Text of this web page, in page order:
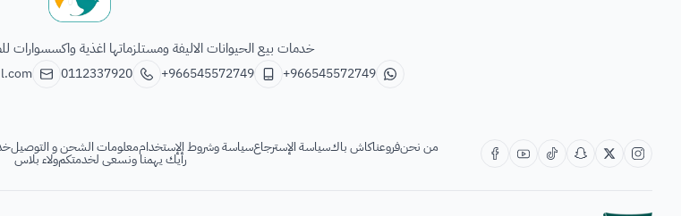
خدمات بيع الحيوانات الاليفة ومستلزماتها اغذية واكسسوارات
+966545572749
+966545572749
0112337920
من نحنفروعناكاش باكسياسة الإسترجاعسياسة وشروط الإستخداممعلومات الشحن و التوصيل
رأيك يهمنا ونسعى لخدمتكمولاء بلاس